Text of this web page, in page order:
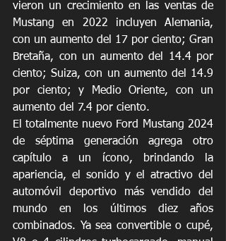
vieron un crecimiento en las ventas de
Mustang en 2022 incluyen Alemania,
con un aumento del 17 por ciento; Gran
Bretaña, con un aumento del 14.4 por
ciento; Suiza, con un aumento del 14.9
por ciento; y Medio Oriente, con un
aumento del 7.4 por ciento.
El totalmente nuevo Ford Mustang 2024
de séptima generación agrega otro
capítulo a un ícono, brindando la
apariencia, el sonido y el atractivo del
automóvil deportivo más vendido del
mundo en los últimos diez años
combinados. Ya sea convertible o cupé,